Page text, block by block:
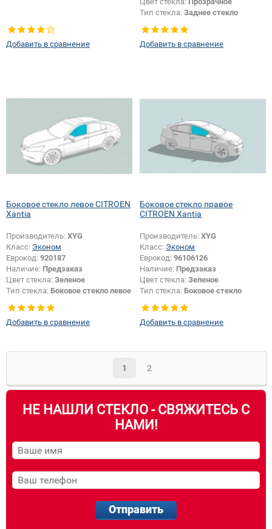
Добавить в сравнение
Тип стекла:Заднее стекло
Добавить в сравнение
Боковое стекло левое CITROEN
Xantia
Производитель: XYG
Класс: Эконом
Еврокод: 920187
Наличие: Предзаказ
Цвет стекла: Зеленое
Тип стекла: Боковое стекло левое
Добавить в сравнение
Боковое стекло правое
CITROEN Xantia
Производитель:XYG
Класс: Эконом
Еврокод:96106126
Наличие: Предзаказ
Цвет стекла:Зеленое
Тип стекла: Боковое стекло
Добавить в сравнение
1 2
НЕ НАШЛИ СТЕКЛО - СВЯЖИТЕСЬ С
НАМИ!
Отправить